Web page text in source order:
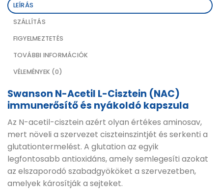
LEÍRÁS
SZÁLLÍTÁS
FIGYELMEZTETÉS
TOVÁBBI INFORMÁCIÓK
VÉLEMÉNYEK (0)
Swanson N-Acetil L-Cisztein (NAC)
immunerősítő és nyákoldó kapszula
Az N-acetil-cisztein azért olyan értékes aminosav,
mert növeli a szervezet ciszteinszintjét és serkenti a
glutationtermelést. A glutation az egyik
legfontosabb antioxidáns, amely semlegesíti azokat
az elszaporodó szabadgyököket a szervezetben,
amelyek károsítják a sejteket.